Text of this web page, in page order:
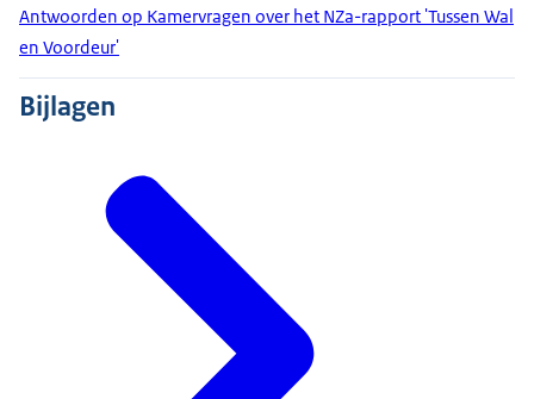
Antwoorden op Kamervragen over het NZa-rapport 'Tussen Wal
en Voordeur'
Bijlagen